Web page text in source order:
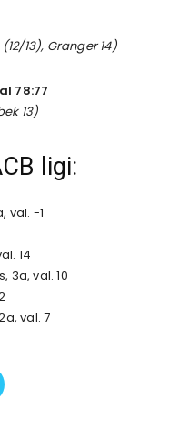
13), Granger 14)
78:77
13)
ligi:
val. -1
14
3a, val. 10
val. 7